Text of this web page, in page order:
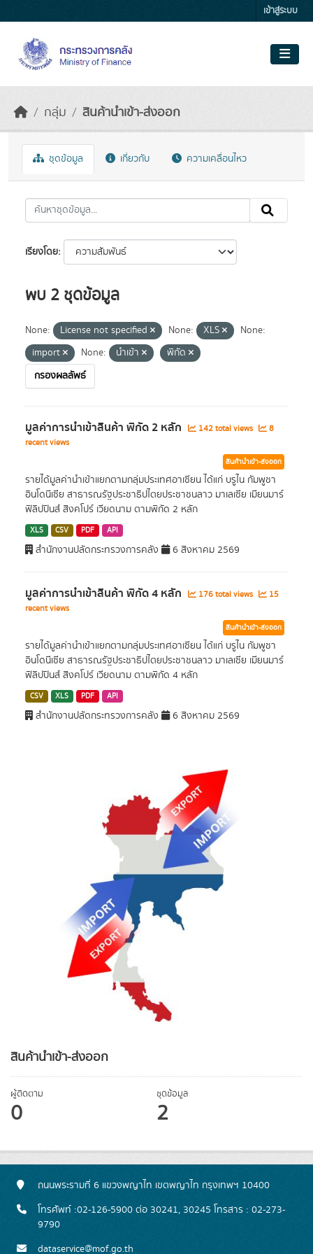
เข้าสู่ระบบ
กลุ่ม สินค้านำเข้า-ส่งออก
สินค้านำเข้า-ส่งออก
ผู้ติดตาม
0
ชุดข้อมูล
2
ชุดข้อมูล เกี่ยวกับ ความเคลื่อนไหว
เรียงโดย
พบ 2 ชุดข้อมูล
None: License not specified None: XLS
None:
import
None: นำเข้า
พิกัด
กรองผลลัพธ์
มูลค่าการนำเข้าสินค้า พิกัด 2 หลัก 142 total views
8
recent views
สินค้านำเข้า-ส่งออก
รายได้มูลค่านำเข้าแยกตามกลุ่มประเทศอาเซียน ได้แก่ บรูไน กัมพูชา
อินโดนีเซีย สาธารณรัฐประชาธิปไตยประชาชนลาว มาเลเซีย เมียนมาร์
ฟิลิปปินส์ สิงคโปร์ เวียดนาม ตามพิกัด 2 หลัก
XLS CSV PDF API
สำนักงานปลัดกระทรวงการคลัง 6 สิงหาคม 2569
มูลค่าการนำเข้าสินค้า พิกัด 4 หลัก 176 total views
15
recent views
สินค้านำเข้า-ส่งออก
รายได้มูลค่านำเข้าแยกตามกลุ่มประเทศอาเซียน ได้แก่ บรูไน กัมพูชา
อินโดนีเซีย สาธารณรัฐประชาธิปไตยประชาชนลาว มาเลเซีย เมียนมาร์
ฟิลิปปินส์ สิงคโปร์ เวียดนาม ตามพิกัด 4 หลัก
CSV XLS PDF API
สำนักงานปลัดกระทรวงการคลัง 6 สิงหาคม 2569
ถนนพระรามที่ 6 แขวงพญาไท เขตพญาไท กรุงเทพฯ 10400
โทรศัพท์ :02-126-5900 ต่อ 30241, 30245 โทรสาร : 02-273-
9790
dataservice@mof.go.th